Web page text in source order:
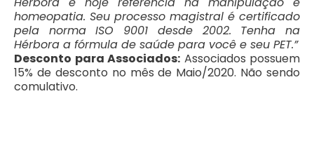
homeopatia. Seu processo magistral é certificado
pela norma ISO 9001 desde 2002. Tenha na
Hérbora a fórmula de saúde para você e seu PET.”
Desconto para Associados: Associados possuem
15% de desconto no mês de Maio/2020. Não sendo
comulativo.